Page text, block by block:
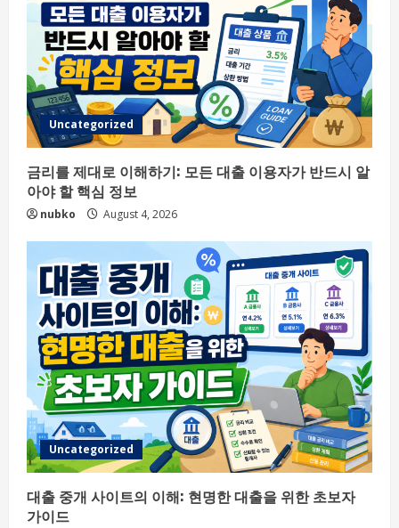
Uncategorized
금리를 제대로 이해하기: 모든 대출 이용자가 반드시 알
아야 할 핵심 정보
nubko August 4, 2026
Uncategorized
대출 중개 사이트의 이해: 현명한 대출을 위한 초보자
가이드